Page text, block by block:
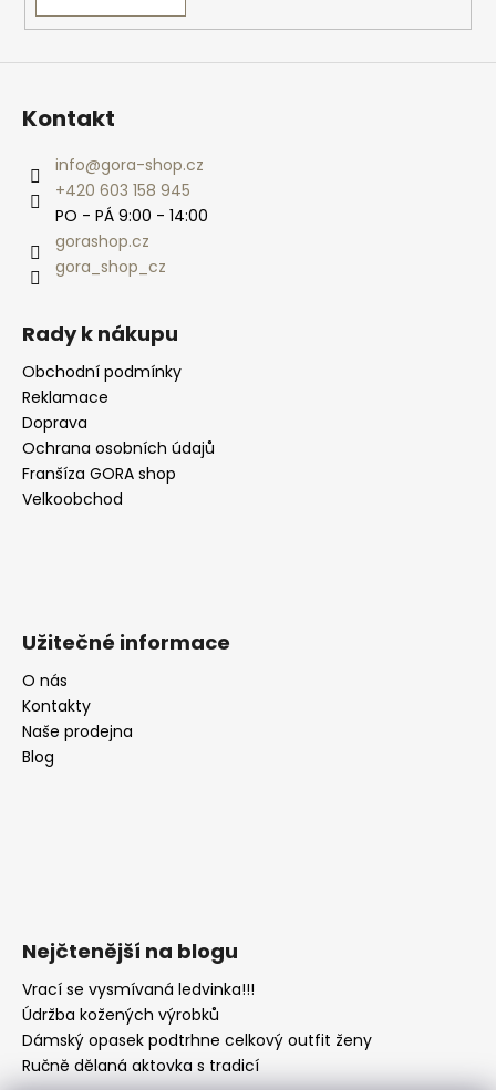
Kontakt
info@gora-shop.cz
+420 603 158 945
PO - PÁ 9:00 - 14:00
gorashop.cz
gora_shop_cz
Rady k nákupu
Obchodní podmínky
Reklamace
Doprava
Ochrana osobních údajů
Franšíza GORA shop
Velkoobchod
Užitečné informace
O nás
Kontakty
Naše prodejna
Blog
Nejčtenější na blogu
Vrací se vysmívaná ledvinka!!!
Údržba kožených výrobků
Dámský opasek podtrhne celkový outfit ženy
Ručně dělaná aktovka s tradicí